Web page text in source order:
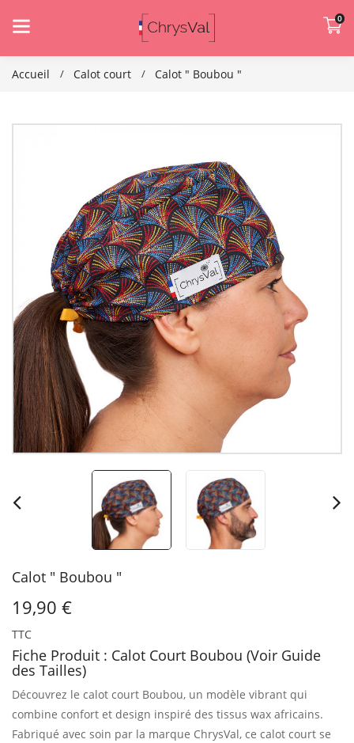
0
Accueil Calot court Calot " Boubou "
Calot " Boubou "
19,90 €
TTC
Fiche Produit : Calot Court Boubou (Voir Guide
des Tailles)
Découvrez le calot court Boubou, un modèle vibrant qui
combine confort et design inspiré des tissus wax africains.
Fabriqué avec soin par la marque ChrysVal, ce calot court se